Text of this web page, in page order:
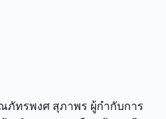
ภัทรพงศ สุภาพร ผู้กำกับการ